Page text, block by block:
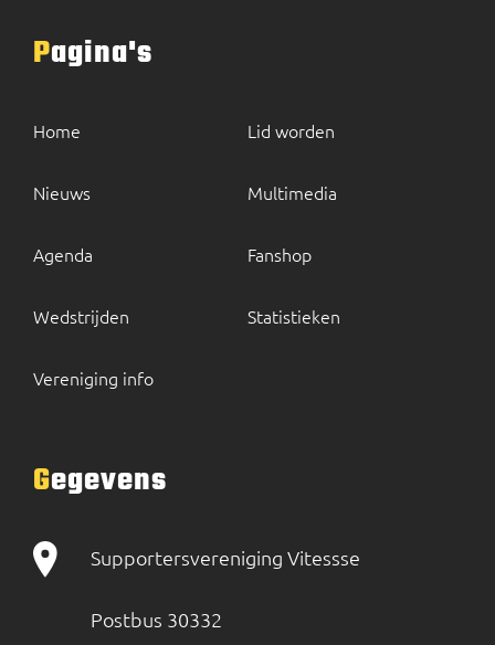
Pagina's
Home
Nieuws
Agenda
Wedstrijden
Vereniging info
Lid worden
Multimedia
Fanshop
Statistieken
Gegevens
Supportersvereniging Vitessse
Postbus 30332